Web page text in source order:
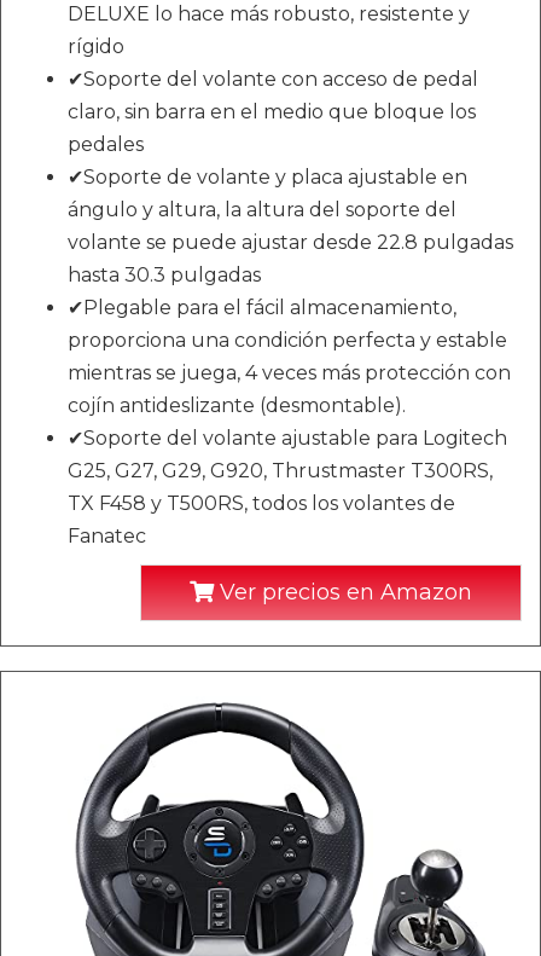
DELUXE lo hace más robusto, resistente y
rígido
✔Soporte del volante con acceso de pedal
claro, sin barra en el medio que bloque los
pedales
✔Soporte de volante y placa ajustable en
ángulo y altura, la altura del soporte del
volante se puede ajustar desde 22.8 pulgadas
hasta 30.3 pulgadas
✔Plegable para el fácil almacenamiento,
proporciona una condición perfecta y estable
mientras se juega, 4 veces más protección con
cojín antideslizante (desmontable).
✔Soporte del volante ajustable para Logitech
G25, G27, G29, G920, Thrustmaster T300RS,
TX F458 y T500RS, todos los volantes de
Fanatec
Ver precios en Amazon